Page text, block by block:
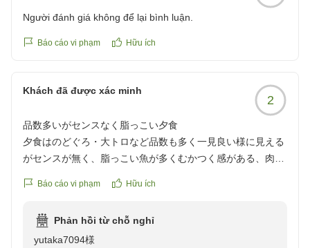
Người đánh giá không để lại bình luận.
Báo cáo vi phạm Hữu ích
Khách đã được xác minh
2
品数多いがセンスなく脂っこい夕食
夕食はのどぐろ・大トロなど品数も多く一見良い様に見える
がセンスが無く、脂っこい魚が多くむかつく感がある、肉も
この料金ではお粗末。
https://review.travel.rakuten.co.jp/hotel/voice/39383?
reviewId=33123477977200
Báo cáo vi phạm Hữu ích
Phản hồi từ chỗ nghỉ
yutaka7094様